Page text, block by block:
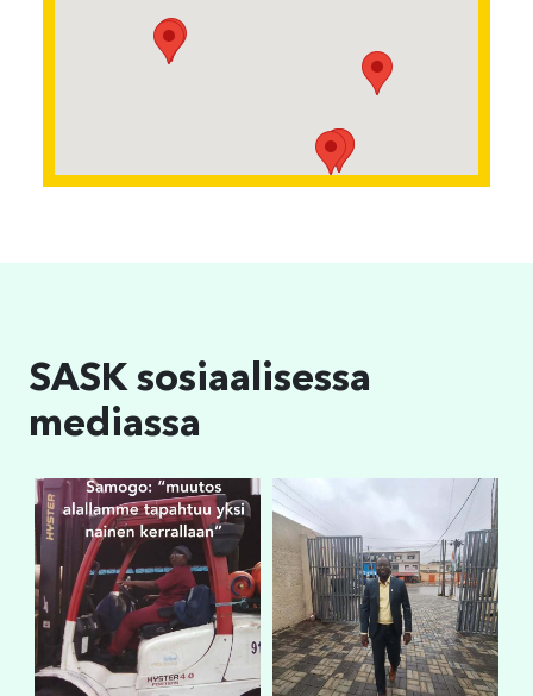
SASK sosiaalisessa
mediassa